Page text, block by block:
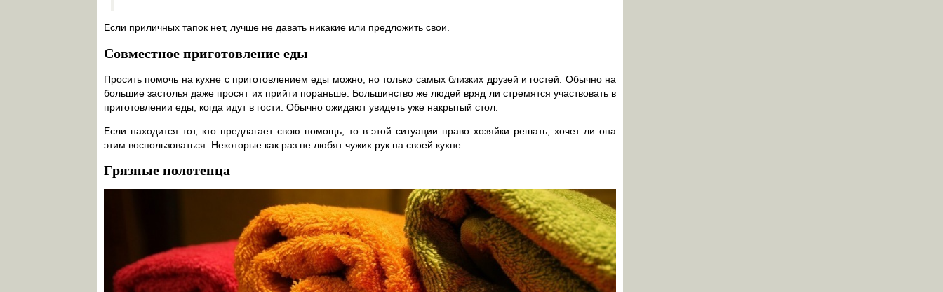
Если приличных тапок нет, лучше не давать никакие или предложить свои.
Совместное приготовление еды
Просить помочь на кухне с приготовлением еды можно, но только самых близких друзей и гостей. Обычно на
большие застолья даже просят их прийти пораньше. Большинство же людей вряд ли стремятся участвовать в
приготовлении еды, когда идут в гости. Обычно ожидают увидеть уже накрытый стол.
Если находится тот, кто предлагает свою помощь, то в этой ситуации право хозяйки решать, хочет ли она
этим воспользоваться. Некоторые как раз не любят чужих рук на своей кухне.
Грязные полотенца